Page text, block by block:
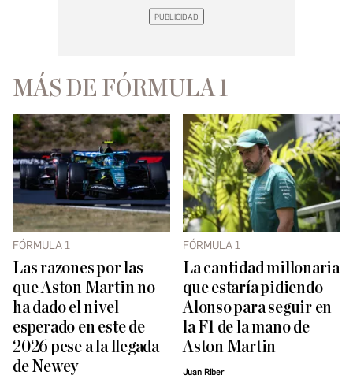
MÁS DE FÓRMULA 1
FÓRMULA 1
Las razones por las
que Aston Martin no
ha dado el nivel
esperado en este de
2026 pese a la llegada
de Newey
FÓRMULA 1
La cantidad millonaria
que estaría pidiendo
Alonso para seguir en
la F1 de la mano de
Aston Martin
Juan Riber